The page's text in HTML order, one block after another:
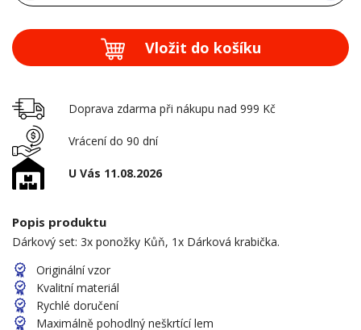
Vložit do košíku
Doprava zdarma při nákupu nad 999 Kč
Vrácení do 90 dní
U Vás 11.08.2026
Popis produktu
Dárkový set: 3x ponožky Kůň, 1x Dárková krabička.
Originální vzor
Kvalitní materiál
Rychlé doručení
Maximálně pohodlný neškrtící lem